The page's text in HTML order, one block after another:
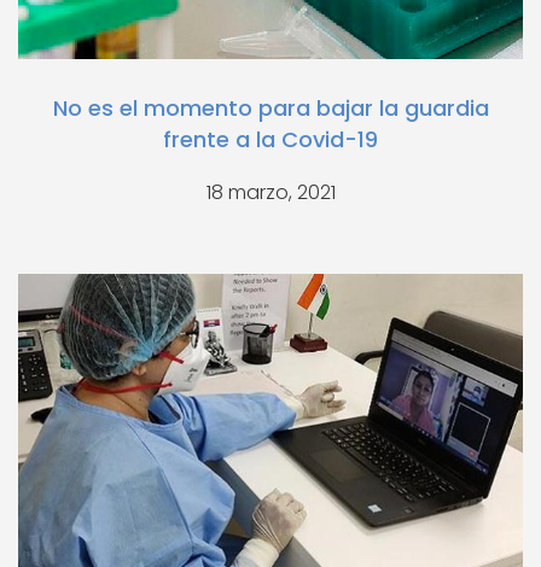
No es el momento para bajar la guardia
frente a la Covid-19
18 marzo, 2021